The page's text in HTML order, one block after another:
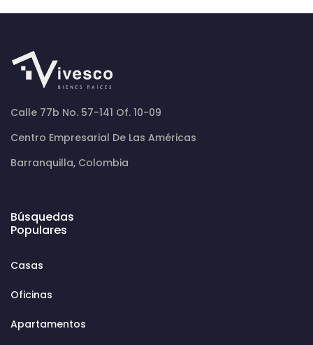
Calle 77b No. 57-141 Of. 10-09
Centro Empresarial De Las Américas
Barranquilla, Colombia
Búsquedas
Populares
Casas
Oficinas
Apartamentos